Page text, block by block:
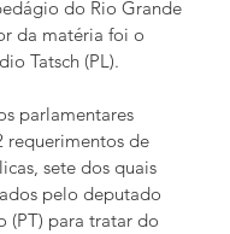
do Rio Grande
da matéria foi o
Tatsch (PL).
parlamentares
requerimentos de
sete dos quais
pelo deputado
(PT) para tratar do